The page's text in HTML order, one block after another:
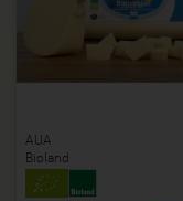
AUA
Bioland